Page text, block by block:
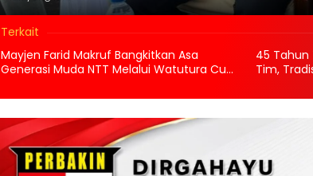
Terkait
Mayjen Farid Makruf Bangkitkan Asa
Generasi Muda NTT Melalui Watutura Cup
45 Tahun
Tim,